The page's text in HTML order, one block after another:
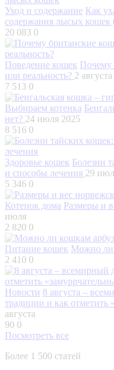
Уход и содержание Как
содержания лысых кошек
20 083 0
Поведение кошек Почему
или реальность? 2
7 513 0
Выбираем котенка
нет? 24 июля 2025
8 516 0
Здоровье кошек Болезни
и способы лечения 29
5 346 0
Котенок дома Размеры и
июля
2 820 0
Питание кошек Можно ли
2 410 0
Новости 8 августа –
традиции и как отметить
августа
90 0
Посмотреть все
Более 1 500 статей